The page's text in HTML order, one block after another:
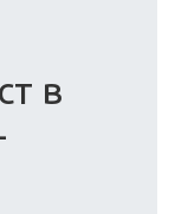
в